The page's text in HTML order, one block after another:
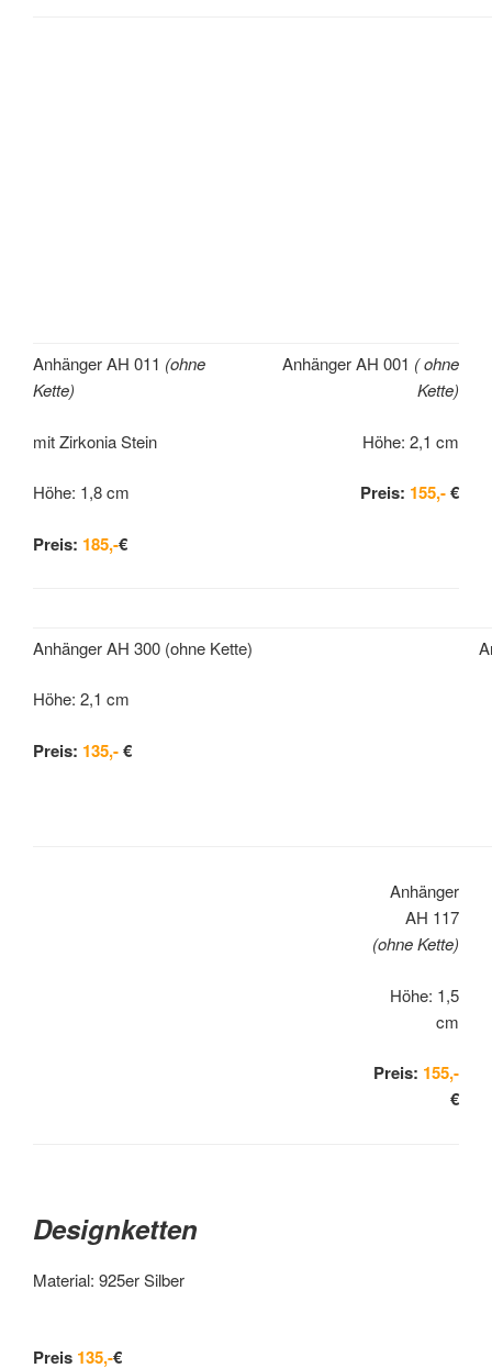
Anhänger AH 011 (ohne
Kette)
mit Zirkonia Stein
Höhe: 1,8 cm
Preis: 185,-€
Anhänger AH 001 ( ohne
Kette)
Höhe: 2,1 cm
Preis: 155,-€
Anhänger AH 300 (ohne Kette)
Höhe: 2,1 cm
Preis: 135,-€
Anhänger
AH 117
(ohne Kette)
Höhe: 1,5
cm
Preis: 155,-
€
Designketten
Material: 925er Silber
Preis 135,-€